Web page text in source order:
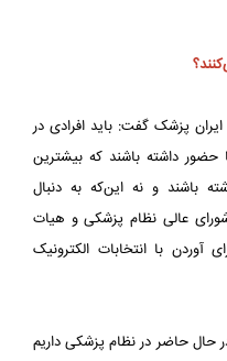
پزشک گفت: باید افرادی در
داشته باشند که بیشترین
باشند و نه این‌که به دنبال
عالی نظام پزشکی و هیات
با انتخابات الکترونیک
حال حاضر در نظام پزشکی داریم